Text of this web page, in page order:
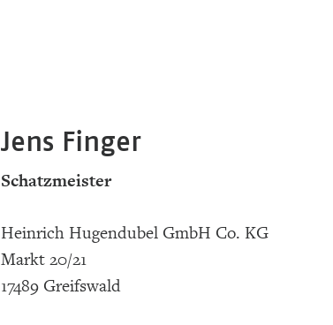
Jens Finger
Schatzmeister
Heinrich Hugendubel GmbH Co. KG
Markt 20/21
17489 Greifswald